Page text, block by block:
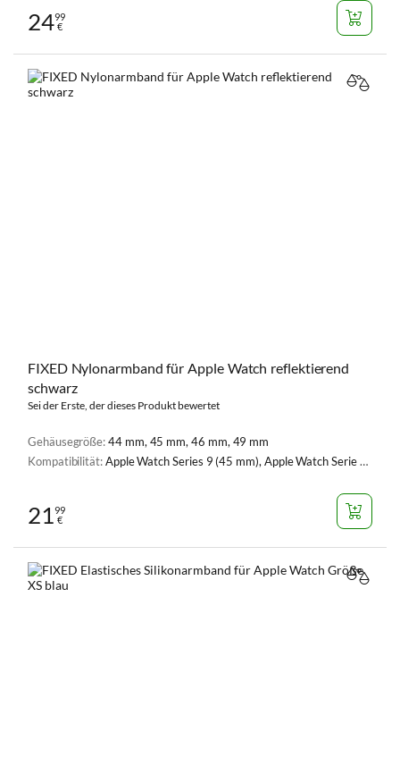
2499
€
FIXED Nylonarmband für Apple Watch reflektierend
schwarz
Sei der Erste, der dieses Produkt bewertet
Gehäusegröße:44 mm, 45 mm, 46 mm, 49 mm
Kompatibilität:Apple Watch Series 9 (45 mm), Apple Watch Serie 1, 2, 3 (42 mm), Apple Watch Serie 4, 5, 6, SE, SE 2 (44 mm), Apple Watch Series 7 (45 mm), Apple Watch Ultra (49 mm), Apple Watch Ultra 2 (49 mm)
2199
€